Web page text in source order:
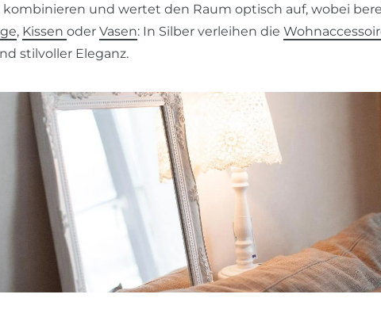
und wertet den Raum optisch auf, wobei
, Kissen oder Vasen: In Silber verleihen die
stilvoller Eleganz.